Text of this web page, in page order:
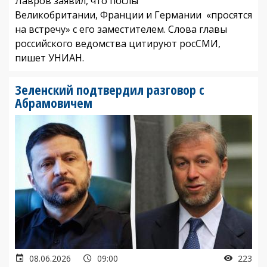
Великобритании, Франции и Германии «просятся
на встречу» с его заместителем. Слова главы
российского ведомства цитируют росСМИ,
пишет УНИАН.
Зеленский подтвердил разговор с
Абрамовичем
08.06.2026 09:00 223